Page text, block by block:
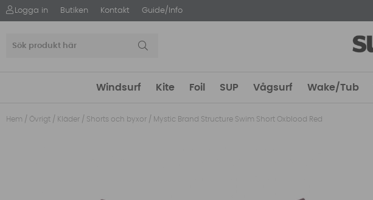
Logga in Butiken Kontakt Guide/Info
Windsurf Kite Foil SUP Vågsurf Wake/Tub
Hem / Övrigt / Kläder / Shorts och byxor / Mystic Brand Structure Swim Short Oxblood Red